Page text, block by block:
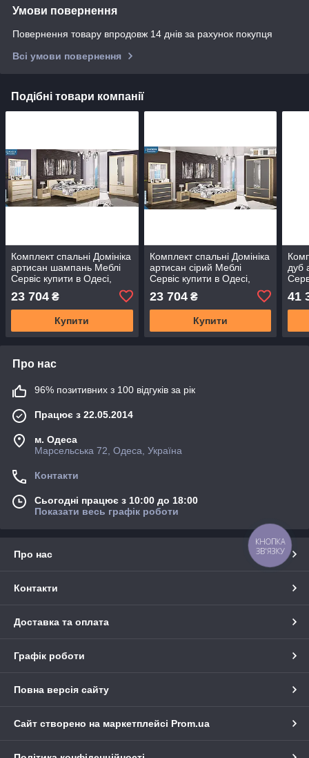
Умови повернення
Повернення товару впродовж 14 днів за рахунок покупця
Всі умови повернення
Подібні товари компанії
Комплект спальні Домініка
артисан шампань Меблі
Сервіс купити в Одесі,
23 704 ₴
Купити
Комплект спальні Домініка
артисан сірий Меблі
Сервіс купити в Одесі,
23 704₴
Купити
дуб
41
Про нас
96% позитивних з 100 відгуків за рік
Працює з 22.05.2014
м. Одеса
Марсельська 72, Одеса, Україна
Контакти
Сьогодні працює з 10:00 до 18:00
Показати весь графік роботи
Про нас
Контакти
Доставка та оплата
Графік роботи
Повна версія сайту
Сайт створено на маркетплейсі Prom.ua
КНОПКА
ЗВ'ЯЗКУ